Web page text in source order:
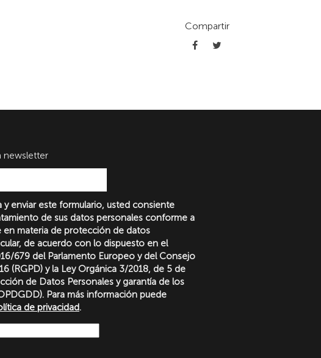
Compartir
newsletter
y enviar este formulario, usted consiente
de sus datos personales conforme a
en materia de protección de datos
de acuerdo con lo dispuesto en el
679 del Parlamento Europeo y del Consejo
(RGPD) y la Ley Orgánica 3/2018, de 5 de
de Datos Personales y garantía de los
Para más información puede
de privacidad.